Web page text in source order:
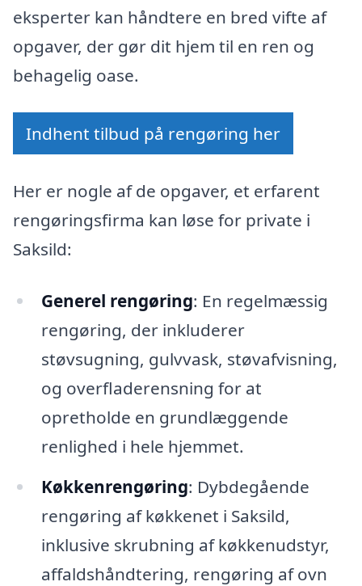
eksperter kan håndtere en bred vifte af
opgaver, der gør dit hjem til en ren og
behagelig oase.
Indhent tilbud på rengøring her
Her er nogle af de opgaver, et erfarent
rengøringsfirma kan løse for private i
Saksild:
Generel rengøring: En regelmæssig
rengøring, der inkluderer
støvsugning, gulvvask, støvafvisning,
og overfladerensning for at
opretholde en grundlæggende
renlighed i hele hjemmet.
Køkkenrengøring: Dybdegående
rengøring af køkkenet i Saksild,
inklusive skrubning af køkkenudstyr,
affaldshåndtering, rengøring af ovn